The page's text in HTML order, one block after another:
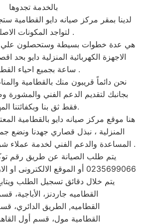
بالخدمة تجدوها
لدينا بمقر مركز صيانه دايو القطامية
لتواجد المكونات الاصلية .
هي عدة خطوات بسيطة وستحصلون علي
الاجهزة الكهربائية المنزلية دايو
ساعة بجميع احياء القطامية .
نحن دائماً قريبون منك بالقطامية
بجانبك لتقديم الدعم الفني والمشورة
فقط ثق بنا وبكفائتنا المهنية.
هنا موقع مركز صيانه دايو بالقطامية
المنزلية ، نبذل قصاري جهدنا ونضع
المساعدة والدعم الفني لخدمة عملاء شركة دايو للصيانة دوما .
يتم طلب الصيانة عن طريق رقم
0235699066 أو الموقع
يتم خلال دقائق تسجيل الطلب
القطاميه جاردنز، الأباجية،
القطاميه, الطريق الدائري،
القطامية مول، قسم أول